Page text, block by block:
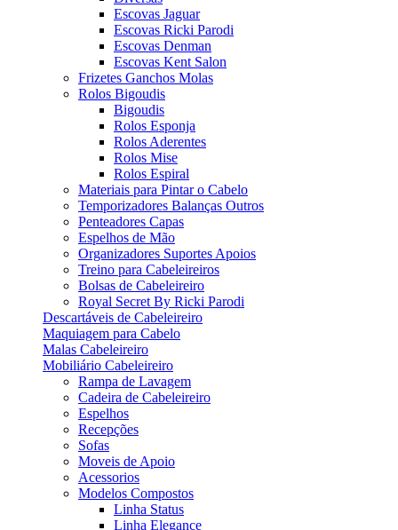
Escovas Jaguar
Escovas Ricki Parodi
Escovas Denman
Escovas Kent Salon
Frizetes Ganchos Molas
Rolos Bigoudis
Bigoudis
Rolos Esponja
Rolos Aderentes
Rolos Mise
Rolos Espiral
Materiais para Pintar o Cabelo
Temporizadores Balanças Outros
Penteadores Capas
Espelhos de Mão
Organizadores Suportes Apoios
Treino para Cabeleireiros
Bolsas de Cabeleireiro
Royal Secret By Ricki Parodi
Descartáveis de Cabeleireiro
Maquiagem para Cabelo
Malas Cabeleireiro
Mobiliário Cabeleireiro
Rampa de Lavagem
Cadeira de Cabeleireiro
Espelhos
Recepções
Sofas
Moveis de Apoio
Acessorios
Modelos Compostos
Linha Status
Linha Elegance